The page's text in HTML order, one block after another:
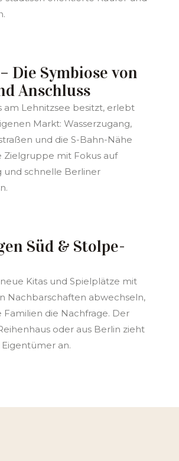
Die Symbiose von
Anschluss
am Lehnitzsee besitzt, erlebt
Markt: Wasserzugang,
und die S-Bahn-Nähe
Zielgruppe mit Fokus auf
und schnelle Berliner
Süd & Stolpe-
Kitas und Spielplätze mit
Nachbarschaften abwechseln,
Familien die Nachfrage. Der
oder aus Berlin zieht
an.